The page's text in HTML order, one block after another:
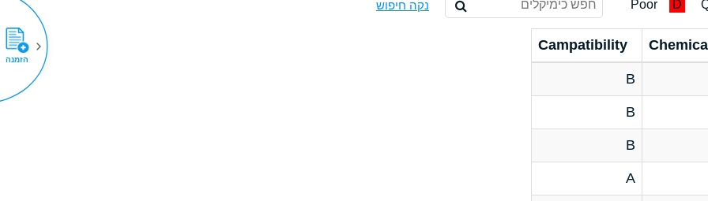
D
Poor נקה חיפוש
Chemical
Campatibility
B
B
B
A
הזמנה